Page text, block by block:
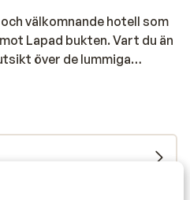
välkomnande hotell som
Lapad bukten. Vart du än
över de lummiga
azurblå havet. Hotellet
resan med den lokala
av hotellet. Stranden
och om du föredrar att
avkoppling i solen. I